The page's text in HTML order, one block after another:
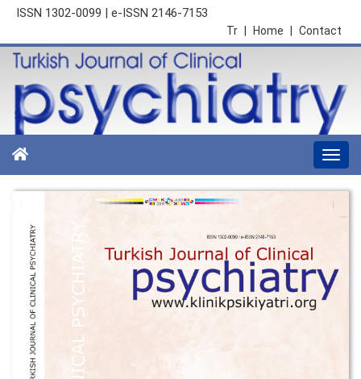
ISSN 1302-0099 | e-ISSN 2146-7153
Contact
Home
Tr